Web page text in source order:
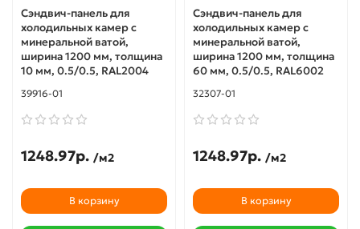
Сэндвич-панель для
холодильных камер с
минеральной ватой,
ширина 1200 мм, толщина
10 мм, 0.5/0.5, RAL2004
39916-01
1248.97р. /м2
В корзину
Сэндвич-панель для
холодильных камер с
минеральной ватой,
ширина 1200 мм, толщина
60 мм, 0.5/0.5, RAL6002
32307-01
1248.97р. /м2
В корзину